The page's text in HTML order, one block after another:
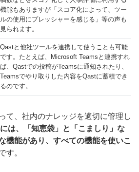
機能もありますが「スコア化によって、ツー
ルの使用にプレッシャーを感じる」等の声も
見られます。
Qastと他社ツールを連携して使うことも可能
です。たとえば、Microsoft Teamsと連携すれ
ば、Qastでの投稿がTeamsに通知されたり、
Teamsでやり取りした内容をQastに蓄積でき
るのです。
て、社内のナレッジを適切に管理し
は、「知恵袋」と「こましり」な
機能があり、すべての機能を使いこ
す。